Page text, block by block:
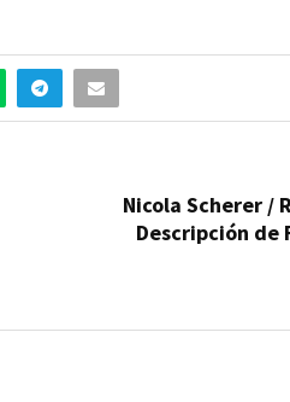
Nicola Scherer /
Descripción de